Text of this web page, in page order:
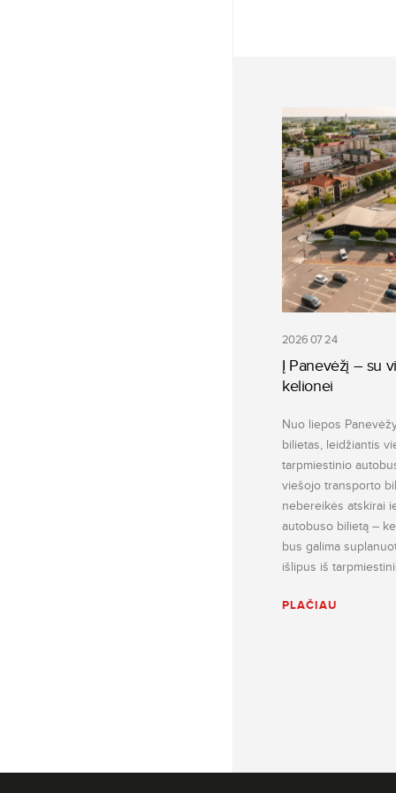
2026 07 24
Į Panevėžį – su
kelionei
Nuo liepos
bilietas, leidžiantis
tarpmiestinio
viešojo transporto
nebereikės atskirai
autobuso bilietą –
bus galima
išlipus iš
PLAČIAU